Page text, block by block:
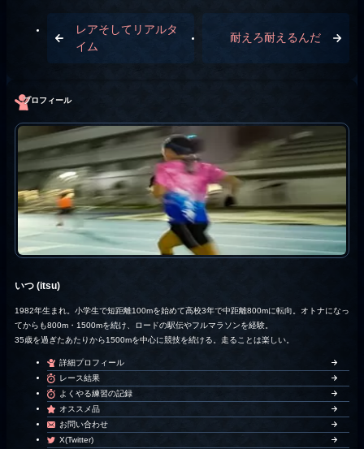
レアそしてリアルタ
イム
耐えろ耐えるんだ
プロフィール
いつ (itsu)
1982年生まれ。小学生で短距離100mを始めて高校3年で中距離800mに転向。オトナになっ
てからも800m・1500mを続け、ロードの駅伝やフルマラソンを経験。
35歳を過ぎたあたりから1500mを中心に競技を続ける。走ることは楽しい。
詳細プロフィール
レース結果
よくやる練習の記録
オススメ品
お問い合わせ
X(Twitter)